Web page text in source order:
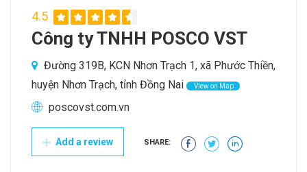
4.5
Công ty TNHH POSCO VST
Đường 319B, KCN Nhơn Trạch 1, xã Phước Thiền,
huyện Nhơn Trạch, tỉnh Đồng Nai
View on Map
poscovst.com.vn
Add a review SHARE: